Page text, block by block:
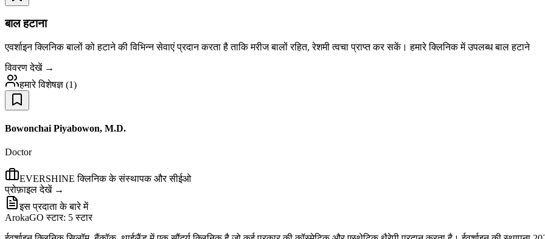
बाल हटाना
एवर्शाइन क्लिनिक बालों को हटाने की विभिन्न सेवाएं प्रदान करता है ताकि मरीज बालों रहित, रेशमी त्वचा प्राप्त कर सकें। हमारे क्लिनिक में उपलब्ध बाल हटाने
विवरण देखें →
हमारे विशेषज्ञ (1)
Bowonchai Piyabowon, M.D.
Doctor
EVERSHINE क्लिनिक के संस्थापक और सीईओ
प्रोफ़ाइल देखें →
इस प्रदाता के बारे में
ArokaGO स्टार: 5 स्टार